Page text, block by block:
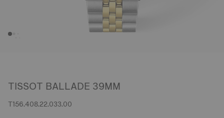
TISSOT BALLADE 39MM
T156.408.22.033.00